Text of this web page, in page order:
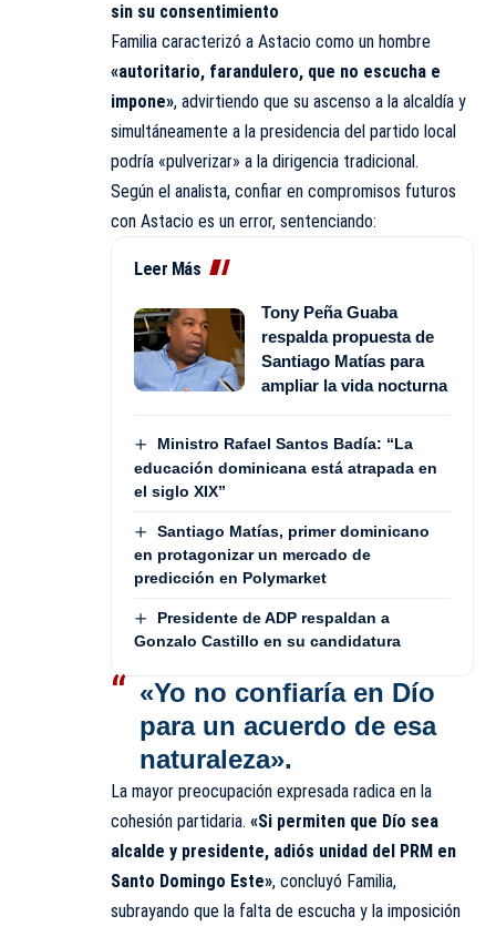
sin su consentimiento
Familia caracterizó a Astacio como un hombre
«autoritario, farandulero, que no escucha e
impone», advirtiendo que su ascenso a la alcaldía y
simultáneamente a la presidencia del partido local
podría «pulverizar» a la dirigencia tradicional.
Según el analista, confiar en compromisos futuros
con Astacio es un error, sentenciando:
Leer Más
Tony Peña Guaba
respalda propuesta de
Santiago Matías para
ampliar la vida nocturna
Ministro Rafael Santos Badía: “La
educación dominicana está atrapada en
el siglo XIX”
Santiago Matías, primer dominicano
en protagonizar un mercado de
predicción en Polymarket
Presidente de ADP respaldan a
Gonzalo Castillo en su candidatura
«Yo no confiaría en Dío
para un acuerdo de esa
naturaleza».
La mayor preocupación expresada radica en la
cohesión partidaria. «Si permiten que Dío sea
alcalde y presidente, adiós unidad del PRM en
Santo Domingo Este», concluyó Familia,
subrayando que la falta de escucha y la imposición